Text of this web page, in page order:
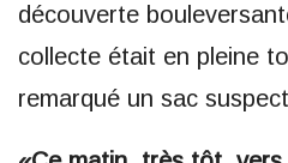
découverte
collecte était en pleine
remarqué un sac